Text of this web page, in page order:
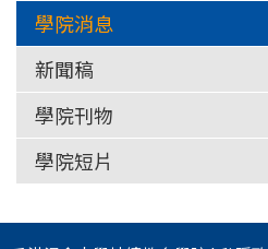
學院消息
新聞稿
學院刊物
學院短片